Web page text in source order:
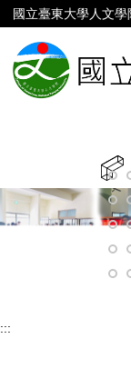
跳
到
主
要
內
國立臺東大學人文學
:::